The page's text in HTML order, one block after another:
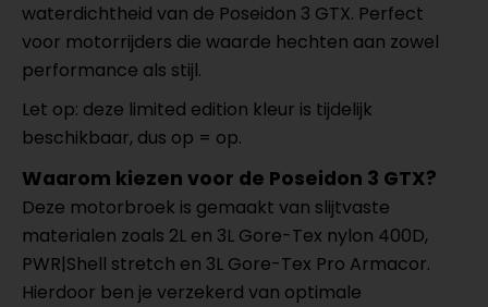
waterdichtheid van de Poseidon 3 GTX. Perfect
voor motorrijders die waarde hechten aan zowel
performance als stijl.
Let op: deze limited edition kleur is tijdelijk
beschikbaar, dus op = op.
Waarom kiezen voor de Poseidon 3 GTX?
Deze motorbroek is gemaakt van slijtvaste
materialen zoals 2L en 3L Gore-Tex nylon 400D,
PWR|Shell stretch en 3L Gore-Tex Pro Armacor.
Hierdoor ben je verzekerd van optimale